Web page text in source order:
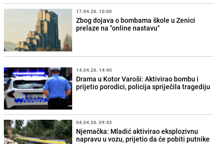
17.04.26. 10:00
Zbog dojava o bombama škole u Zenici
prelaze na "online nastavu"
14.04.26. 14:40
Drama u Kotor Varoši: Aktivirao bombu i
prijetio porodici, policija spriječila tragediju
04.04.26. 09:43
Njemačka: Mladić aktivirao eksplozivnu
napravu u vozu, prijetio da će pobiti putnike